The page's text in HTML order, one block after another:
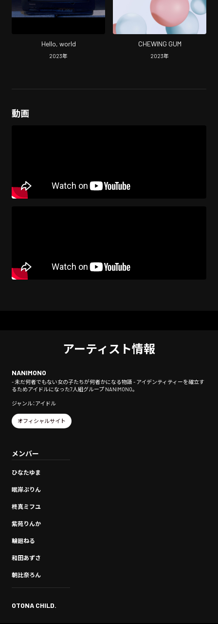
Hello, world
2023年
CHEWING GUM
2023年
動画
アーティスト情報
NANIMONO
- 未だ何者でもない女の子たちが何者かになる物語 - アイデンティティーを確立す
るためアイドルになった7人組グループ NANIMONO。
ジャンル：アイドル
オフィシャルサイト
メンバー
ひなたゆま
眠岸ぷりん
柊真ミフユ
紫苑りんか
輪廻ねる
和田あずさ
朝比奈ろん
OTONA CHILD.